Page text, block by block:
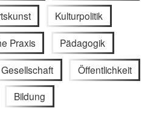
Kulturpolitik
Praxis Pädagogik
Gesellschaft Öffentlichkeit
Bildung